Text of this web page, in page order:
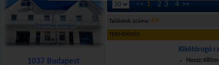
1037 Budapest
<< 1 2 3 4 >>
Találatok száma: 69
TERMÉKNÉV
Kikötőrugó